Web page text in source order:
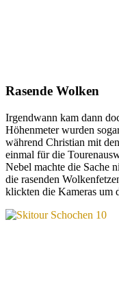
Rasende Wolken
Irgendwann kam dann
Höhenmeter wurden
während Christian mit
einmal für die
Nebel machte die Sache
die rasenden
klickten die Kameras um